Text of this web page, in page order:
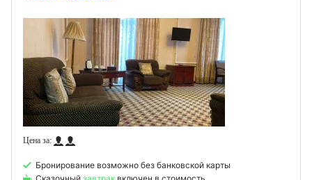
Бронирование возможно без банковской карты